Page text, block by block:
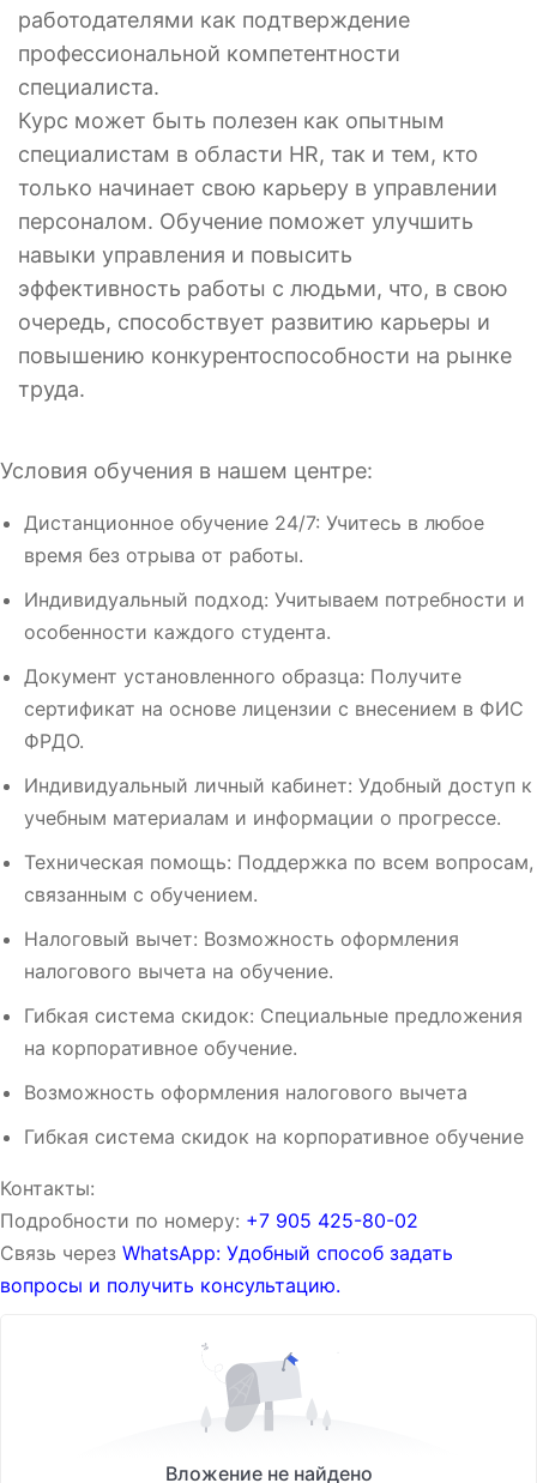
работодателями как подтверждение
профессиональной компетентности
специалиста.
Курс может быть полезен как опытным
специалистам в области HR, так и тем, кто
только начинает свою карьеру в управлении
персоналом. Обучение поможет улучшить
навыки управления и повысить
эффективность работы с людьми, что, в свою
очередь, способствует развитию карьеры и
повышению конкурентоспособности на рынке
труда.
Условия обучения в нашем центре:
Дистанционное обучение 24/7: Учитесь в любое
время без отрыва от работы.
Индивидуальный подход: Учитываем потребности и
особенности каждого студента.
Документ установленного образца: Получите
сертификат на основе лицензии с внесением в ФИС
ФРДО.
Индивидуальный личный кабинет: Удобный доступ к
учебным материалам и информации о прогрессе.
Техническая помощь: Поддержка по всем вопросам,
связанным с обучением.
Налоговый вычет: Возможность оформления
налогового вычета на обучение.
Гибкая система скидок: Специальные предложения
на корпоративное обучение.
Возможность оформления налогового вычета
Гибкая система скидок на корпоративное обучение
Контакты:
Подробности по номеру: ‪‪+7 905 425-80-02‬‬
Связь через WhatsApp: Удобный способ задать
вопросы и получить консультацию.
Вложение не найдено